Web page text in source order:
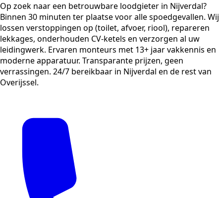
Op zoek naar een betrouwbare loodgieter in Nijverdal?
Binnen 30 minuten ter plaatse voor alle spoedgevallen. Wij
lossen verstoppingen op (toilet, afvoer, riool), repareren
lekkages, onderhouden CV-ketels en verzorgen al uw
leidingwerk. Ervaren monteurs met 13+ jaar vakkennis en
moderne apparatuur. Transparante prijzen, geen
verrassingen. 24/7 bereikbaar in Nijverdal en de rest van
Overijssel.